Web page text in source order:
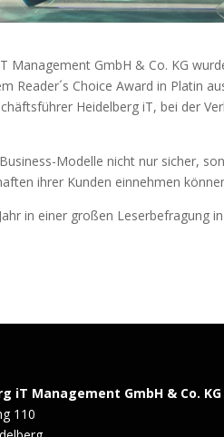
Management GmbH & Co. KG
Choice Award in Platin
Heidelberg iT, bei der
Modelle nicht nur sicher,
ihrer Kunden einnehmen
in einer großen Leserbefragung
iT Management GmbH & Co. KG
110